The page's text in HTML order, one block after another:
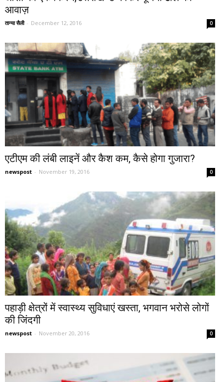
आवाज़
तान्या सैली - December 12, 2016 0
एटीएम की लंबी लाइनें और कैश कम, कैसे होगा गुजारा?
newspost - November 19, 2016 0
पहाड़ी क्षेत्रों में स्वास्थ्य सुविधाएं खस्ता, भगवान भरोसे लोगों
की जिंदगी
newspost - November 20, 2016 0